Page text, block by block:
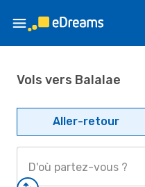
Vols vers Balalae
Aller-retour
D'où partez-vous ?